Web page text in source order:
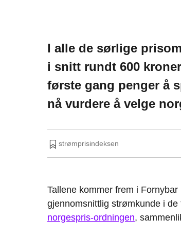
I alle de sørlige
i snitt rundt 600
første gang penger å
nå vurdere å velge
strømprisindeksen
Tallene kommer frem i
gjennomsnittlig strømkunde i
norgespris-ordningen,